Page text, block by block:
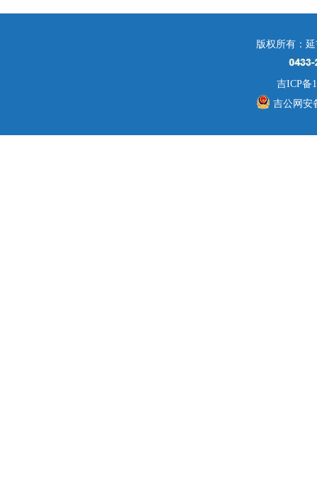
版权所有：
吉ICP备
吉公网安